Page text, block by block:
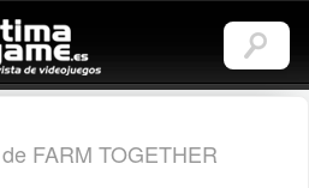
FARM TOGETHER